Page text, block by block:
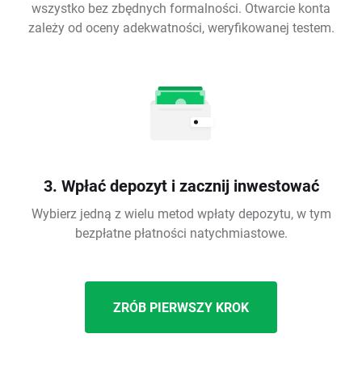
wszystko bez zbędnych formalności. Otwarcie konta
zależy od oceny adekwatności, weryfikowanej testem.
3. Wpłać depozyt i zacznij inwestować
Wybierz jedną z wielu metod wpłaty depozytu, w tym
bezpłatne płatności natychmiastowe.
ZRÓB PIERWSZY KROK